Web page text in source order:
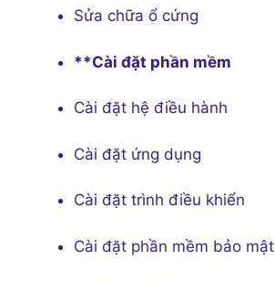
Sửa chữa ổ cứng
**Cài đặt phần mềm
Cài đặt hệ điều hành
Cài đặt ứng dụng
Cài đặt trình điều khiển
Cài đặt phần mềm bảo mật